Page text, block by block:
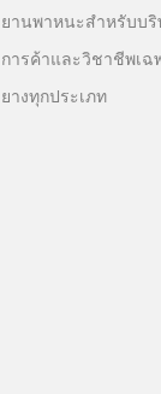
ยานพาหนะสำหรับบ
การค้าและวิชาชีพเฉ
ยางทุกประเภท